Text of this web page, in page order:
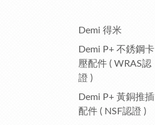
Demi 得米
Demi P+ 不銹鋼卡
壓配件 ( WRAS認
證 )
Demi P+ 黃銅推插
配件 ( NSF認證 )